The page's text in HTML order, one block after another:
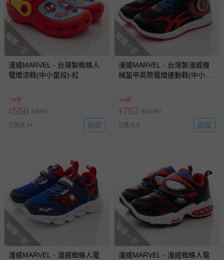
搶購一空
漫威MARVEL - 台灣製蜘蛛人
電燈涼鞋(中小童段)-紅
56折
$558 $990
已售出 14 追蹤
搶購一空
漫威MARVEL - 台灣製漫威機
械盔甲高筒電燈運動鞋(中小童
64折
$757 $1190
已售出 5 追蹤
搶購一空
漫威MARVEL - 漫威蜘蛛人電
搶購一空
漫威MARVEL - 漫威蜘蛛人電